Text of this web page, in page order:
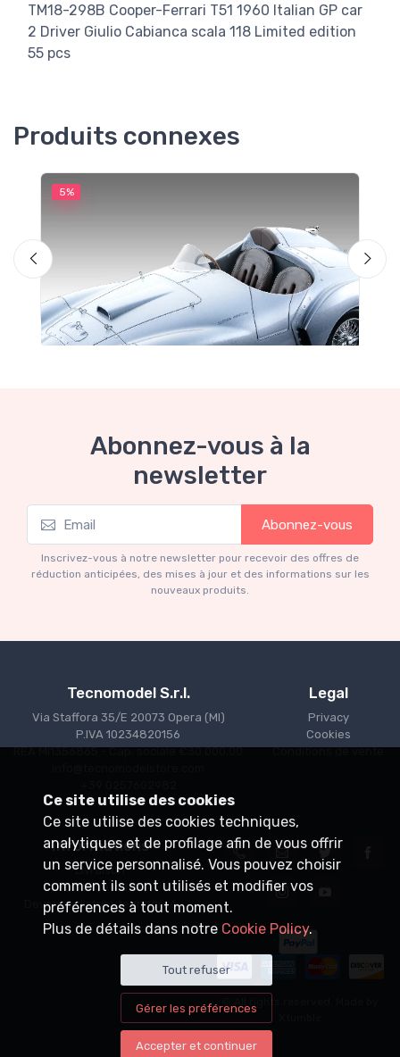
TM18-298B Cooper-Ferrari T51 1960 Italian GP car
2 Driver Giulio Cabianca scala 118 Limited edition
55 pcs
Produits connexes
5%
Mythos Collection 1-18
Ferrari 166 MM Abarth Metallic Silver Press
€227.05 €239.00
Abonnez-vous à la
newsletter
Abonnez-vous
Inscrivez-vous à notre newsletter pour recevoir des offres de
réduction anticipées, des mises à jour et des informations sur les
nouveaux produits.
Tecnomodel S.r.l.
Via Staffora 35/E 20073 Opera (MI)
P.IVA 10234820156
REA MI1356865 - Cap. sociale €30.000,00
Legal
Privacy
Cookies
Conditions de vente
Informations
Livraison
Points de vente
Devenez distributeur agréé
Ce site utilise des cookies
Ce site utilise des cookies techniques,
analytiques et de profilage afin de vous offrir
un service personnalisé. Vous pouvez choisir
comment ils sont utilisés et modifier vos
préférences à tout moment.
Plus de détails dans notre Cookie Policy.
Tout refuser
Gérer les préférences
Accepter et continuer